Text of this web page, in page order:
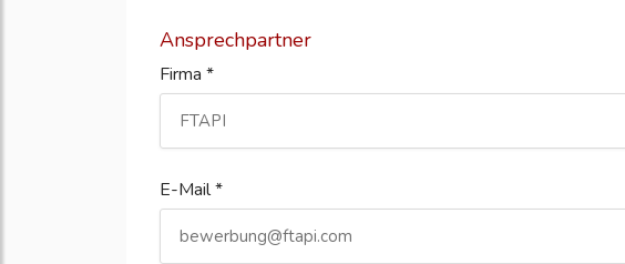
Ansprechpartner
Firma *
E-Mail *